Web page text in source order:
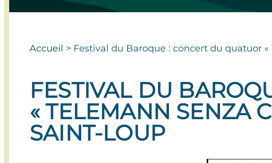
Accueil > Festival du Baroque : concert du quatuor
FESTIVAL DU
« TELEMANN SENZA
SAINT-LOUP